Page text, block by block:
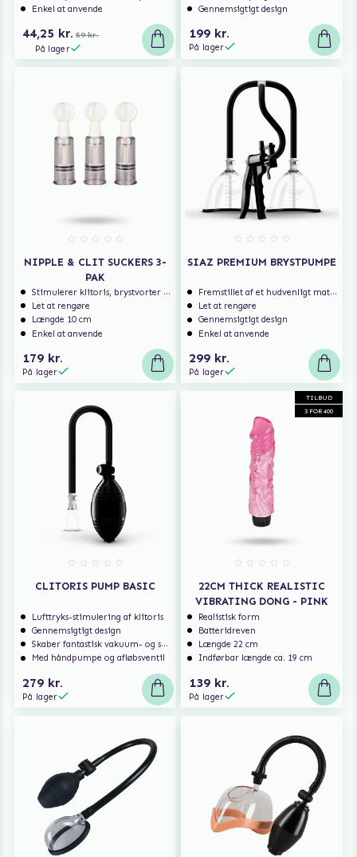
Enkel at anvende
44,25 kr. 59 kr.
På lager
Gennemsigtigt design
199 kr.
På lager
NIPPLE & CLIT SUCKERS 3-
PAK
Stimulerer klitoris, brystvorter m.m.
Let at rengøre
Længde 10 cm
Enkel at anvende
179 kr.
På lager
SIAZ PREMIUM BRYSTPUMPE
Fremstillet af et hudvenligt materiale
Let at rengøre
Gennemsigtigt design
Enkel at anvende
299 kr.
På lager
CLITORIS PUMP BASIC
Lufttryks-stimulering af klitoris
Gennemsigtigt design
Skaber fantastisk vakuum- og sugefølelse
Med håndpumpe og afløbsventil
279 kr.
På lager
TILBUD
3 FOR 400
22CM THICK REALISTIC
VIBRATING DONG - PINK
Realistisk form
Batteridreven
Længde 22 cm
Indførbar længde ca. 19 cm
139 kr.
På lager